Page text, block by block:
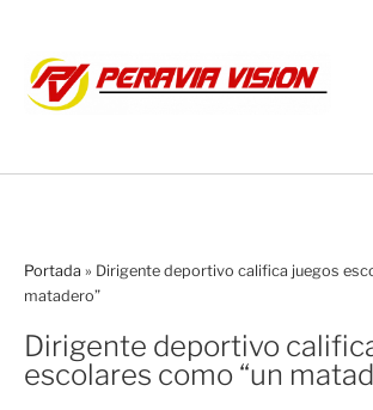
Portada » Dirigente deportivo califica juegos
matadero”
Dirigente deportivo
escolares como “un